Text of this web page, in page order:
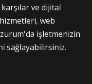
ve dijital
hizmetleri, web
işletmenizin
sağlayabilirsiniz.